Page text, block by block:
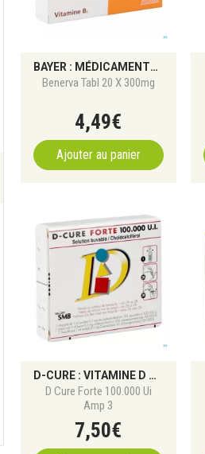
BAYER : MÉDICAMENTS CONTRE LA DOULEUR, TROUBLES DIGESTIFS, INFECTIONS ET COMPLÉMENTS SANTÉ
Benerva Tabl 20 X 300mg
4,49€
Ajouter au panier
D-CURE : VITAMINE D POUR PRÉVENIR LES CARENCES
D Cure Forte 100.000 Ui
Amp 3
7,50€